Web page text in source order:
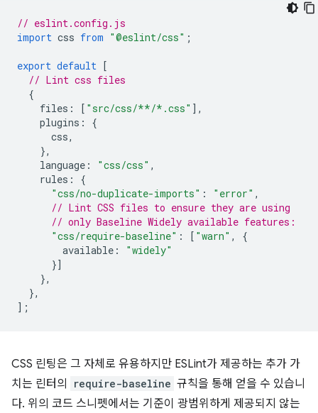
// eslint.config.js
import css from "@eslint/css" ;
export default [
// Lint css files
{
files : [ "src/css/**/*.css" ],
plugins :
{
css,
},
language : "css/css" ,
rules :
{
"css/no-duplicate-imports" : "error" ,
// Lint CSS files to ensure they are using
// only Baseline Widely available features:
"css/require-baseline" : [ "warn" ,
{
available :
"widely"
}]
},
},
];
CSS 린팅은 그 자체로 유용하지만 ESLint가 제공하는 추가 가
치는 린터의
require-baseline 규칙을 통해 얻을 수 있습니
다. 위의 코드 스니펫에서는 기준이 광범위하게 제공되지 않는